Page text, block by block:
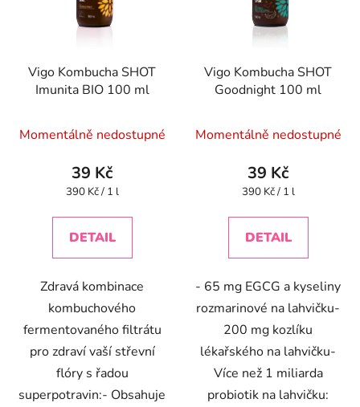
Vigo Kombucha SHOT
Imunita BIO 100 ml
Momentálně nedostupné
39 Kč
Měrná
390 Kč / 1 l
DETAIL
Zdravá kombinace
kombuchového
fermentovaného filtrátu
pro zdraví vaší střevní
flóry s řadou
superpotravin:- Obsahuje
Vigo Kombucha SHOT
Goodnight 100 ml
Momentálně nedostupné
39 Kč
Měrná
390 Kč / 1 l
DETAIL
- 65 mg EGCG a kyseliny
rozmarinové na lahvičku-
200 mg kozlíku
lékařského na lahvičku-
Více než 1 miliarda
probiotik na lahvičku: